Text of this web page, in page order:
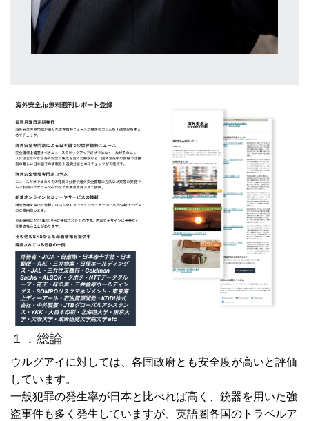
１．総論
ウルグアイに対しては、各国政府とも安全度が高いと評価
しています。
一般犯罪の発生率が日本と比べれば高く、銃器を用いた強
盗事件も多く発生していますが、英語圏各国のトラベルア